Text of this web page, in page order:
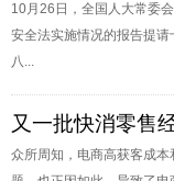
10月26日，全国人大常委
安全法实施情况的报告提
八...
又一批快消零售
众所周知，电商高获客成